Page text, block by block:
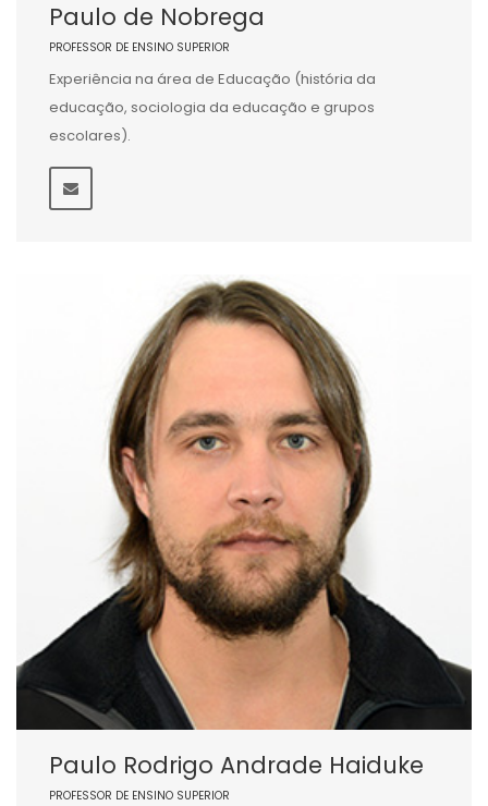
Paulo de Nobrega
PROFESSOR DE ENSINO SUPERIOR
Experiência na área de Educação (história da
educação, sociologia da educação e grupos
escolares).
Paulo Rodrigo Andrade Haiduke
PROFESSOR DE ENSINO SUPERIOR